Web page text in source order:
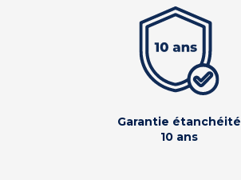
Garantie étanchéité
10 ans